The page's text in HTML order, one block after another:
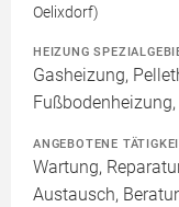
Oelixdorf)
HEIZUNG
Gasheizung,
ANGEBOTENE
Wartung,
Austausch,